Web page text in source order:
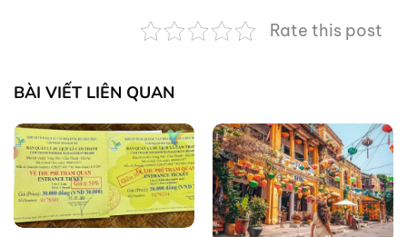
Rate this post
BÀI VIẾT LIÊN QUAN